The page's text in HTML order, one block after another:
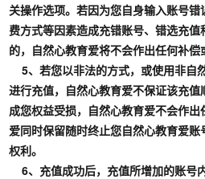
关操作选项。若因为您自身输入账号
费方式等因素造成充错账号、错选充
的，自然心教育爱将不会作出任何补偿
5、若您以非法的方式，或使用非自
进行充值，自然心教育爱不保证该充
成您权益受损，自然心教育爱不会作
爱同时保留随时终止您自然心教育爱
权利。
6、充值成功后，充值所增加的账号